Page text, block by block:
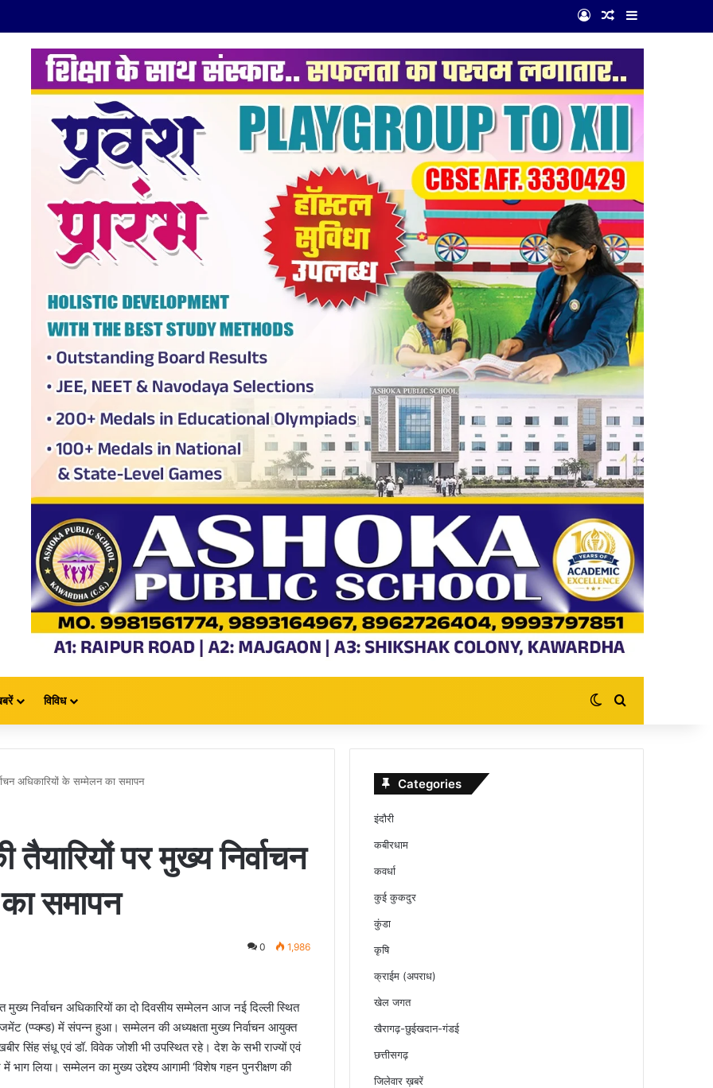
Log InRandom Article
Sidebar
विविध Switch skin
Search for
अधिकारियों के सम्मेलन का समापन
तैयारियों पर मुख्य निर्वाचन
समापन
0 1,986
निर्वाचन अधिकारियों का दो दिवसीय सम्मेलन आज नई दिल्ली स्थित
(प्प्क्म्ड) में संपन्न हुआ। सम्मेलन की अध्यक्षता मुख्य निर्वाचन आयुक्त
सिंह संधू एवं डॉ. विवेक जोशी भी उपस्थित रहे। देश के सभी राज्यों एवं
लिया। सम्मेलन का मुख्य उद्देश्य आगामी ‘विशेष गहन पुनरीक्षण की
Categories
इंदौरी
कबीरधाम
कवर्धा
कुई कुकदुर
कुंडा
कृषि
क्राईम (अपराध)
खेल जगत
खैरागढ़-छुईखदान-गंडई
छत्तीसगढ़
जिलेवार ख़बरें